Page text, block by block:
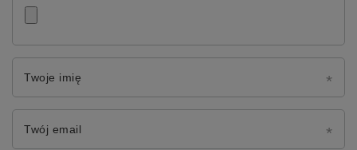
Twoje imię
Twój email